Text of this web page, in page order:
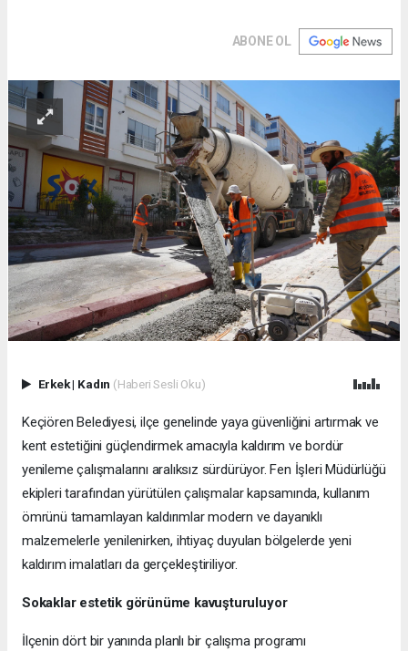
ABONE OL
Erkek| Kadın (Haberi Sesli Oku)
Keçiören Belediyesi, ilçe genelinde yaya güvenliğini artırmak ve
kent estetiğini güçlendirmek amacıyla kaldırım ve bordür
yenileme çalışmalarını aralıksız sürdürüyor. Fen İşleri Müdürlüğü
ekipleri tarafından yürütülen çalışmalar kapsamında, kullanım
ömrünü tamamlayan kaldırımlar modern ve dayanıklı
malzemelerle yenilenirken, ihtiyaç duyulan bölgelerde yeni
kaldırım imalatları da gerçekleştiriliyor.
Sokaklar estetik görünüme kavuşturuluyor
İlçenin dört bir yanında planlı bir çalışma programı